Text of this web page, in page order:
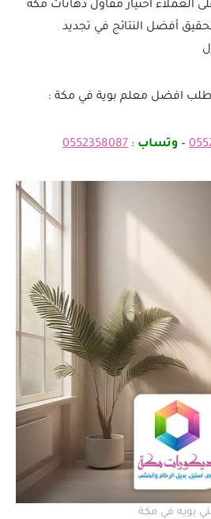
العملاء اختيار مقاول دهانات مكة
أفضل النتائج في تجديد
طلب افضل معلم بوية في مكة :
– وتساب :
0552358087
بويه في مكة